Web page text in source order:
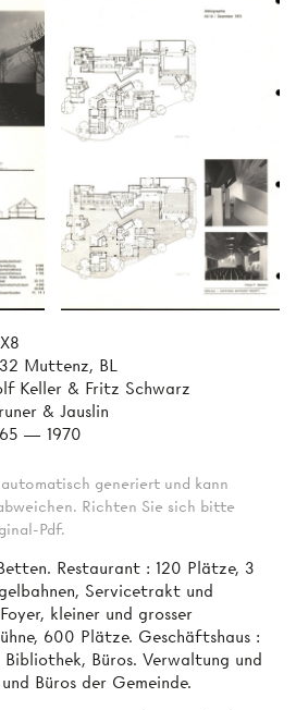
Muttenz, BL
Keller & Fritz Schwarz
& Jauslin
— 1970
generiert und kann
Richten Sie sich bitte
Pdf.
Restaurant : 120 Plätze, 3
Servicetrakt und
kleiner und grosser
600 Plätze. Geschäftshaus :
Büros. Verwaltung und
Büros der Gemeinde.